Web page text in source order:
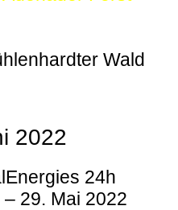
Wald
2022
24h
29. Mai 2022